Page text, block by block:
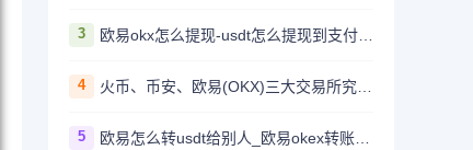
3 欧易okx怎么提现-usdt怎么提现到支付宝教程
4 火币、币安、欧易(OKX)三大交易所究竟选哪家？
5 欧易怎么转usdt给别人_欧易okex转账usdt教程